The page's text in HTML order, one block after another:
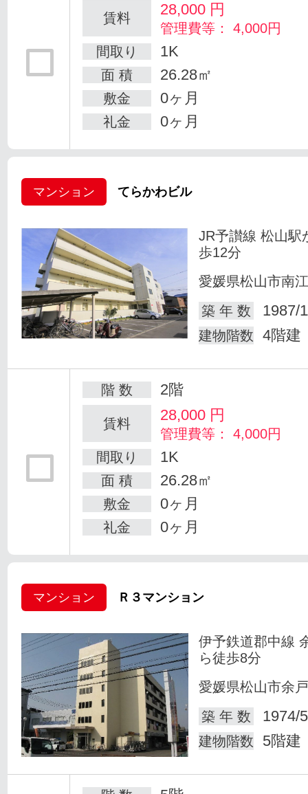
賃料 28,000 円
管理費等： 4,000円
間取り
1K
面 積 26.28㎡
敷金 0ヶ月
礼金 0ヶ月
マンション てらかわビル
JR予讃線 松山駅
歩12分
愛媛県松山市南
築 年 数
1987/
建物階数 4階建
階 数 2階
賃料 28,000 円
管理費等： 4,000円
間取り
1K
面 積 26.28㎡
敷金 0ヶ月
礼金 0ヶ月
マンション Ｒ３マンション
伊予鉄道郡中線
ら徒歩8分
愛媛県松山市余
築 年 数
1974/
建物階数 5階建